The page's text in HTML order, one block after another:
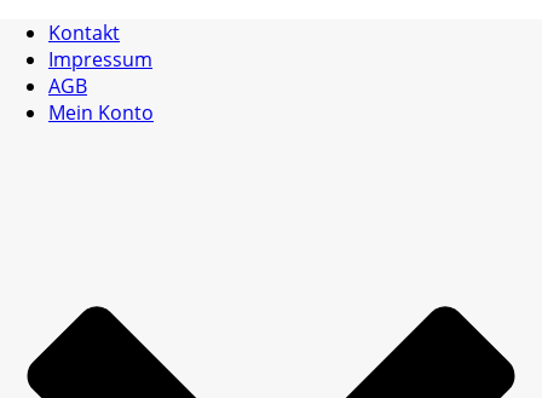
Kontakt
Impressum
AGB
Mein Konto